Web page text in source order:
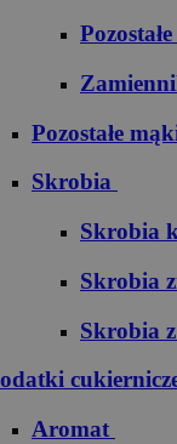
Pozostałe
Skrobia
Skrobia
Skrobia
Skrobia
Aromat